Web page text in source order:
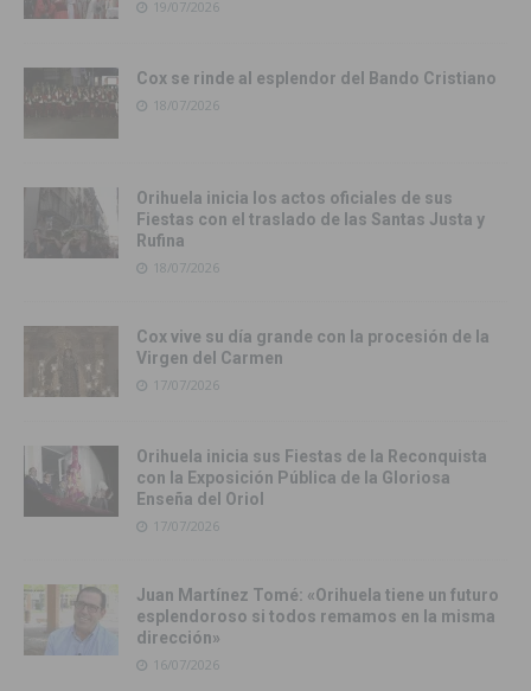
19/07/2026
Cox se rinde al esplendor del Bando Cristiano
18/07/2026
Orihuela inicia los actos oficiales de sus
Fiestas con el traslado de las Santas Justa y
Rufina
18/07/2026
Cox vive su día grande con la procesión de la
Virgen del Carmen
17/07/2026
Orihuela inicia sus Fiestas de la Reconquista
con la Exposición Pública de la Gloriosa
Enseña del Oriol
17/07/2026
Juan Martínez Tomé: «Orihuela tiene un futuro
esplendoroso si todos remamos en la misma
dirección»
16/07/2026